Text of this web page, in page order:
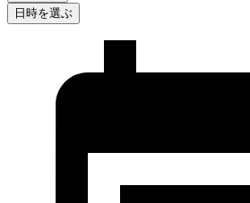
日時を選ぶ